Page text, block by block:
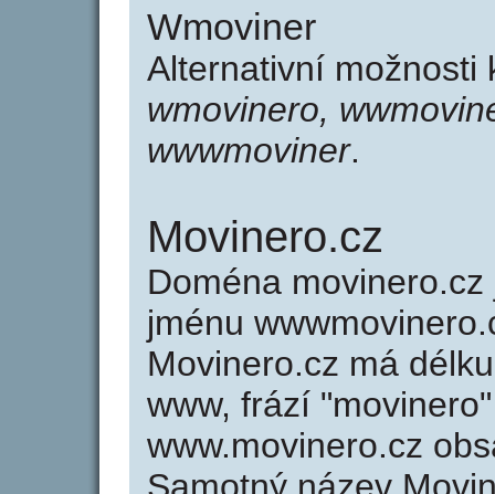
Wmoviner
Alternativní možnosti
wmovinero,
wwwmoviner.
Movinero.cz
Doména
jménu
Movinero.cz má
www, frází
www.movinero.cz